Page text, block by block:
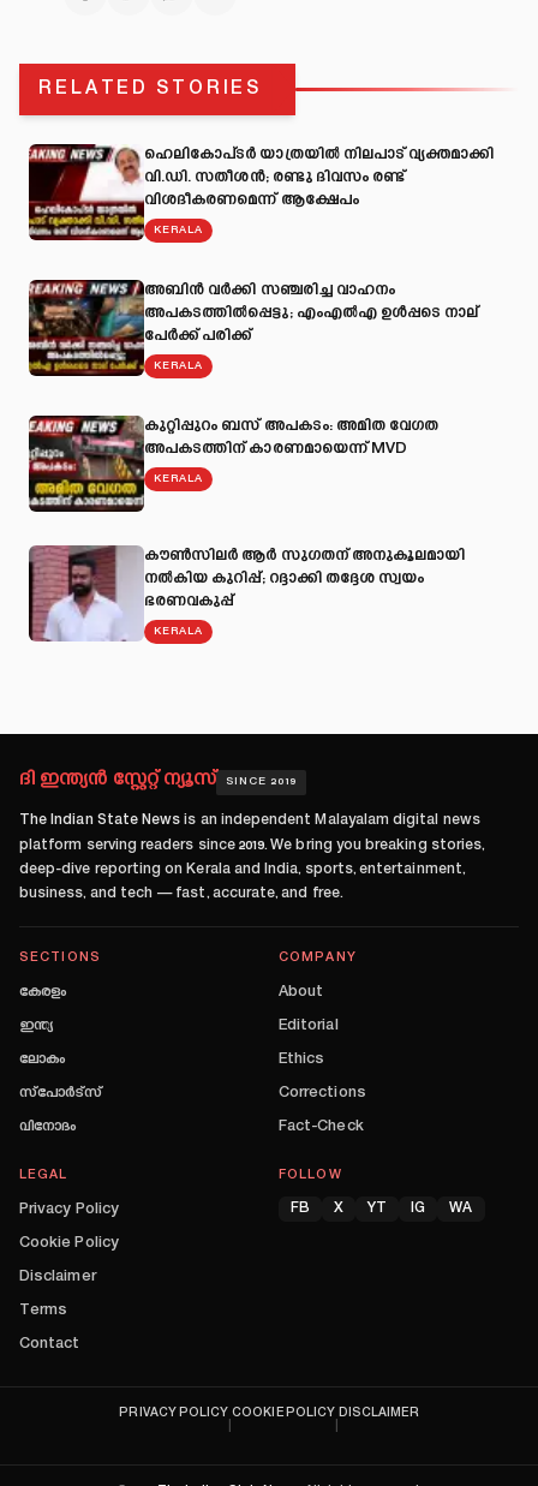
RELATED STORIES
ഹെലികോപ്ടർ യാത്രയിൽ നിലപാട് വ്യക്തമാക്കി
വി.ഡി. സതീശൻ; രണ്ടു ദിവസം രണ്ട്
വിശദീകരണമെന്ന് ആക്ഷേപം
KERALA
അബിന്‍ വര്‍ക്കി സഞ്ചരിച്ച വാഹനം
അപകടത്തില്‍പ്പെട്ടു; എംഎല്‍എ ഉള്‍പ്പടെ നാല്
പേര്‍ക്ക് പരിക്ക്
KERALA
കുറ്റിപ്പുറം ബസ് അപകടം: അമിത വേഗത
അപകടത്തിന് കാരണമായെന്ന് MVD
KERALA
കൗൺസിലർ ആർ സുഗതന് അനുകൂലമായി
നല്‍കിയ കുറിപ്പ്; റദ്ദാക്കി തദ്ദേശ സ്വയം
ഭരണവകുപ്പ്
KERALA
ദി ഇന്ത്യൻ സ്റ്റേറ്റ് ന്യൂസ് SINCE 2019
The Indian State News is an independent Malayalam digital news
platform serving readers since 2019. We bring you breaking stories,
deep-dive reporting on Kerala and India, sports, entertainment,
business, and tech — fast, accurate, and free.
SECTIONS
കേരളം
ഇന്ത്യ
ലോകം
സ്പോർട്സ്
വിനോദം
COMPANY
About
Editorial
Ethics
Corrections
Fact-Check
LEGAL
Privacy Policy
Cookie Policy
Disclaimer
Terms
Contact
FOLLOW
FB X YT IG WA
PRIVACY POLICY COOKIE POLICY DISCLAIMER